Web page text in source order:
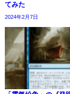
てみた
2024年2月7日